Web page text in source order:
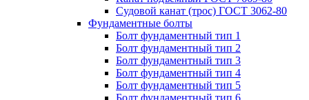
Судовой канат (трос) ГОСТ 3062-80
Фундаментные болты
Болт фундаментный тип 1
Болт фундаментный тип 2
Болт фундаментный тип 3
Болт фундаментный тип 4
Болт фундаментный тип 5
Болт фундаментный тип 6